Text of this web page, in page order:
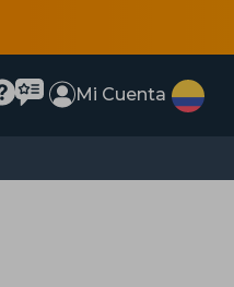
Mi Cuenta